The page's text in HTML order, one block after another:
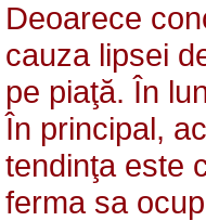
Deoarece
cauza lipsei
pe piaţă. În
În principal,
tendinţa este
ferma sa